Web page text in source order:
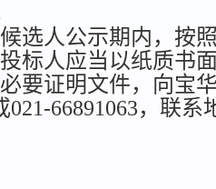
选人公示期内，按
标人应当以纸质书
要证明文件，向宝
021-66891063，联